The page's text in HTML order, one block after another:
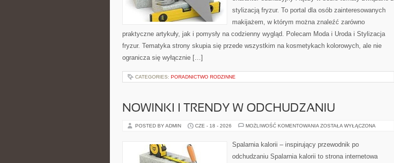
stylizacją fryzur. To portal dla osób zainteresowanych
makijażem, w którym można znaleźć zarówno
praktyczne artykuły, jak i pomysły na codzienny wygląd. Polecam Moda i Uroda i Stylizacja
fryzur. Tematyka strony skupia się przede wszystkim na kosmetykach kolorowych, ale nie
ogranicza się wyłącznie […]
CATEGORIES: PORADNICTWO RODZINNE
NOWINKI I TRENDY W ODCHUDZANIU
POSTED BY ADMIN CZE - 18 - 2026 MOŻLIWOŚĆ KOMENTOWANIA NOWINKI
ODCHUDZANIU
ZOSTAŁA WYŁĄCZONA
Spalarnia kalorii – inspirujący przewodnik po
odchudzaniu Spalarnia kalorii to strona internetowa